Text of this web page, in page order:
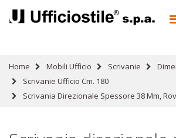
Home Mobili Ufficio Scrivanie
Scrivanie Ufficio Cm. 180
Scrivania Direzionale Spessore 38 Mm,